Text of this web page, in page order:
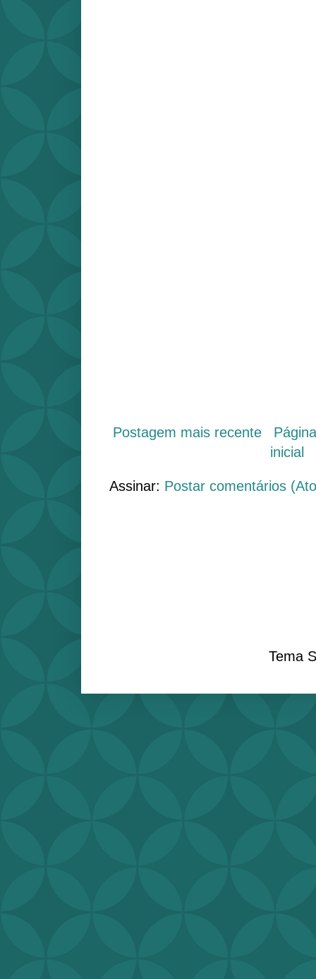
Postagem mais recente
inicial
Assinar: Postar comentários
Tema